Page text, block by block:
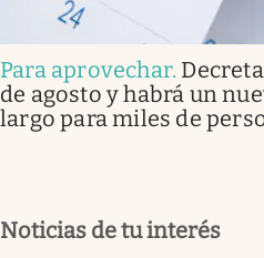
Para aprovechar.
de agosto y habrá un
largo para miles de
Noticias de tu interés